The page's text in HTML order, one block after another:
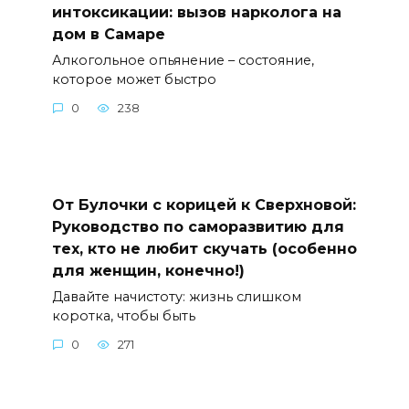
интоксикации: вызов нарколога на
дом в Самаре
Алкогольное опьянение – состояние,
которое может быстро
0 238
От Булочки с корицей к Сверхновой:
Руководство по саморазвитию для
тех, кто не любит скучать (особенно
для женщин, конечно!)
Давайте начистоту: жизнь слишком
коротка, чтобы быть
0 271